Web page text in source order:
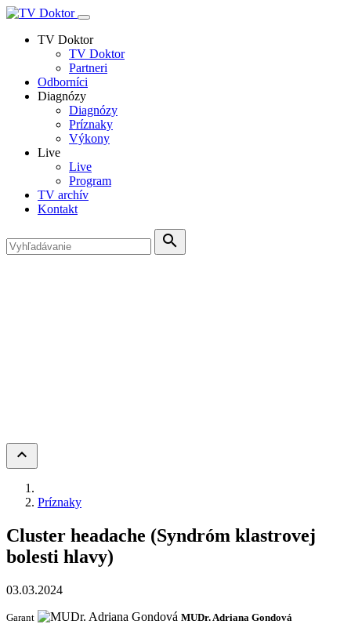
TV Doktor
TV Doktor
Partneri
Odborníci
Diagnózy
Diagnózy
Príznaky
Výkony
Live
Live
Program
TV archív
Kontakt
search
keyboard_arrow_up
Príznaky
Cluster headache (Syndróm klastrovej
bolesti hlavy)
03.03.2024
Garant MUDr. Adriana Gondová